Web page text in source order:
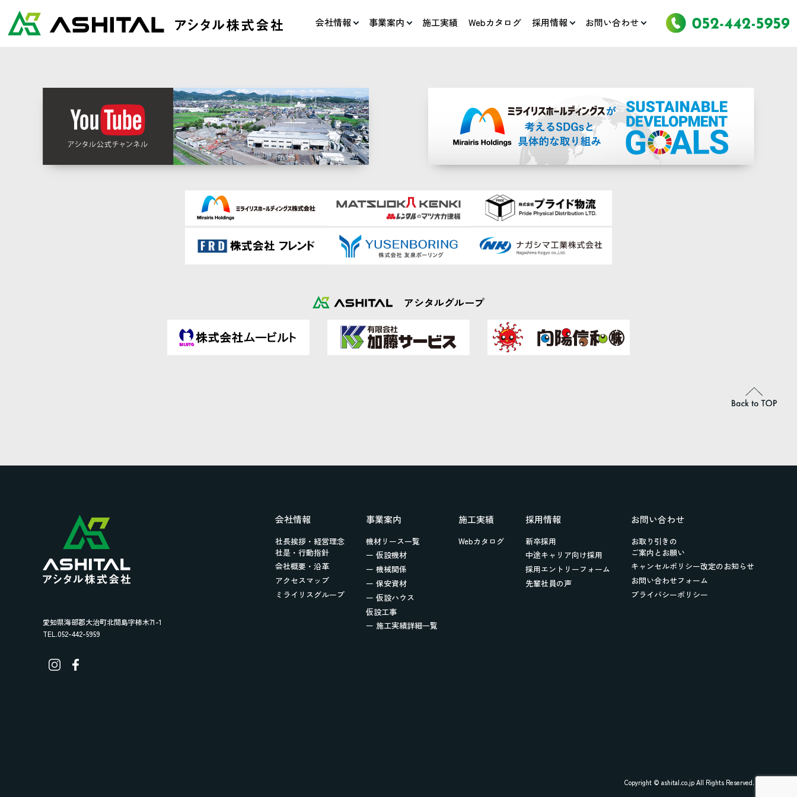
会社情報 事業案内 施工実績 Webカタログ 採用情報 お問い合わせ
アシタルグループ
愛知県海部郡大治町北間島字柿木71-1
TEL.052-442-5959
会社情報
社長挨拶・経営理念
社是・行動指針
会社概要・沿革
アクセスマップ
ミライリスグループ
事業案内
機材リース一覧
ー 仮設機材
ー 機械関係
ー 保安資材
ー 仮設ハウス
仮設工事
ー 施工実績詳細一覧
施工実績
Webカタログ
採用情報
新卒採用
中途キャリア向け採用
採用エントリーフォーム
先輩社員の声
お問い合わせ
お取り引きの
ご案内とお願い
キャンセルポリシー改定のお知らせ
お問い合わせフォーム
プライバシーポリシー
Copyright © ashital.co.jp All Rights Reserved.